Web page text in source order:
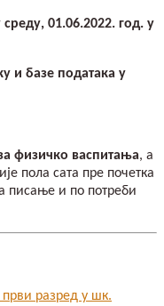
01.06.2022. год. у
и базе података у
физичко васпитања, а
пола сата пре почетка
писање и по потреби
разред у шк.